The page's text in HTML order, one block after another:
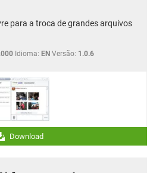
para a troca de grandes arquivos
Idioma: EN Versão: 1.0.6
Download